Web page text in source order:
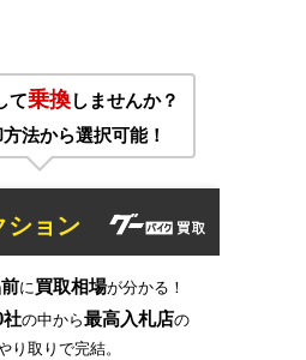
て乗換しませんか？
法から選択可能！
ション
に買取相場が分かる！
社の中から最高入札店の
り取りで完結。